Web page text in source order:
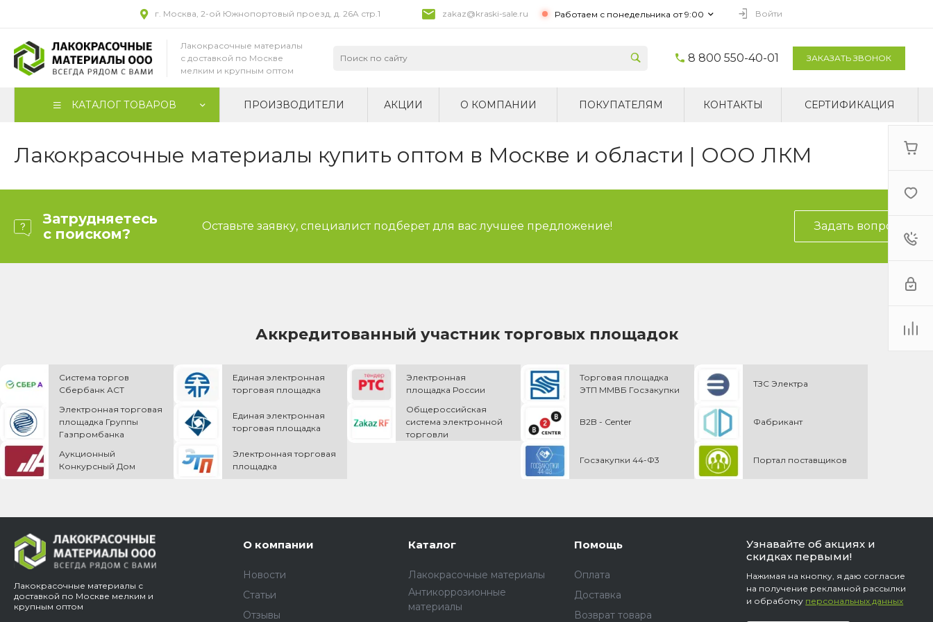
г. Москва, 2-ой Южнопортовый проезд, д. 26A стр.1 zakaz@kraski-sale.ru Работаем с понедельника от 9:00 Войти
Лакокрасочные материалы
с доставкой по Москве
мелким и крупным оптом
8 800 550-40-01 ЗАКАЗАТЬ ЗВОНОК
КАТАЛОГ ТОВАРОВ ПРОИЗВОДИТЕЛИ АКЦИИ О КОМПАНИИ ПОКУПАТЕЛЯМ КОНТАКТЫ СЕРТИФИКАЦИЯ
Лакокрасочные материалы купить оптом в Москве и области | ООО ЛКМ
Затрудняетесь
с поиском?
Оставьте заявку, специалист подберет для вас лучшее предложение! Задать вопрос
Аккредитованный участник торговых площадок
Система торгов
Сбербанк АСТ
Единая электронная
торговая площадка
Электронная
площадка России
Торговая площадка
ЭТП ММВБ Госзакупки
ТЗС Электра
Электронная торговая
площадка Группы
Газпромбанка
Единая электронная
торговая площадка
Общероссийская
cистема электронной
торговли
B2B - Center Фабрикант
Аукционный
Конкурсный Дом
Электронная торговая
площадка
Госзакупки 44-Ф3 Портал поставщиков
Лакокрасочные материалы с
доставкой по Москве мелким и
крупным оптом
О компании
Новости
Статьи
Отзывы
Каталог
Лакокрасочные материалы
Антикоррозионные
материалы
Помощь
Оплата
Доставка
Возврат товара
Узнавайте об акциях и
скидках первыми!
Нажимая на кнопку, я даю согласие
на получение рекламной рассылки
и обработку персональных данных